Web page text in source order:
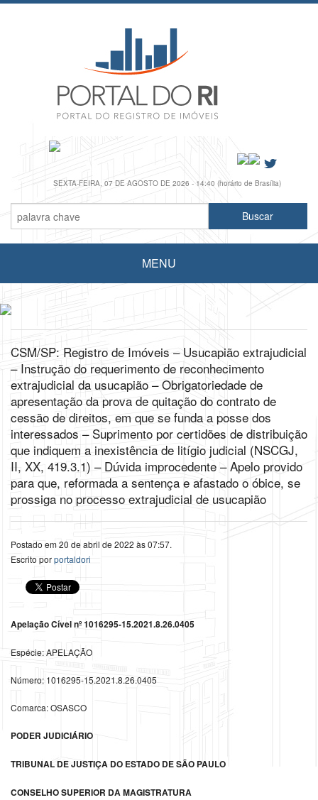
SEXTA-FEIRA, 07 DE AGOSTO DE 2026 - 14:40 (horário de Brasília)
MENU
CSM/SP: Registro de Imóveis – Usucapião extrajudicial
– Instrução do requerimento de reconhecimento
extrajudicial da usucapião – Obrigatoriedade de
apresentação da prova de quitação do contrato de
cessão de direitos, em que se funda a posse dos
interessados – Suprimento por certidões de distribuição
que indiquem a inexistência de litígio judicial (NSCGJ,
II, XX, 419.3.1) – Dúvida improcedente – Apelo provido
para que, reformada a sentença e afastado o óbice, se
prossiga no processo extrajudicial de usucapião
Postado em 20 de abril de 2022 às 07:57.
Escrito porportaldori
Apelação Cível nº 1016295-15.2021.8.26.0405
Espécie: APELAÇÃO
Número: 1016295-15.2021.8.26.0405
Comarca: OSASCO
PODER JUDICIÁRIO
TRIBUNAL DE JUSTIÇA DO ESTADO DE SÃO PAULO
CONSELHO SUPERIOR DA MAGISTRATURA